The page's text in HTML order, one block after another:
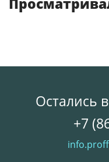
Остались
+7